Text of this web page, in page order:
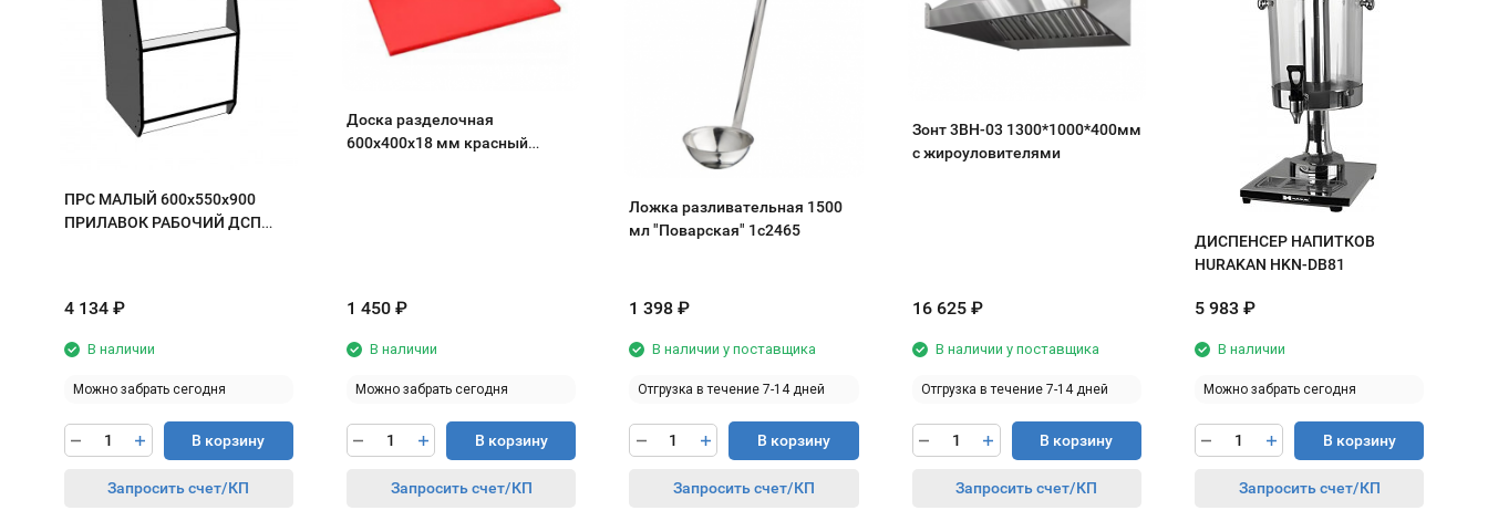
ПРС МАЛЫЙ 600х550х900
ПРИЛАВОК РАБОЧИЙ ДСП
4 134 ₽
В наличии
Можно забрать сегодня
В корзину
Запросить счет/КП
Доска разделочная
600х400х18 мм красный
1 450 ₽
В наличии
Можно забрать сегодня
В корзину
Запросить счет/КП
Ложка разливательная 1500
мл "Поварская" 1с2465
1 398 ₽
В наличии у поставщика
Отгрузка в течение 7-14 дней
В корзину
Запросить счет/КП
Зонт 3ВН-03 1300*1000*400мм
с жироуловителями
16 625 ₽
В наличии у поставщика
Отгрузка в течение 7-14 дней
В корзину
Запросить счет/КП
ДИСПЕНСЕР НАПИТКОВ
HURAKAN HKN-DB81
5 983 ₽
В наличии
Можно забрать сегодня
В корзину
Запросить счет/КП